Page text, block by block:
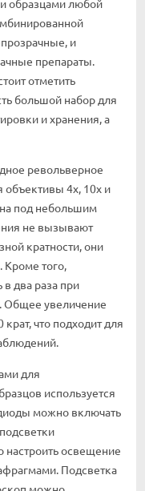
образцами любой
и
препараты.
отметить
большой набор для
и хранения, а
револьверное
объективы 4х, 10х и
под небольшим
не вызывают
кратности, они
Кроме того,
два раза при
Общее увеличение
что подходит для
для
используется
можно включать
настроить освещение
Подсветка